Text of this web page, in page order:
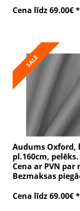
Cena līdz 69.00€ *
SALE
Audums Oxford,
pl.160cm,
Cena ar PVN par
Bezmaksas
Cena līdz 69.00€ *